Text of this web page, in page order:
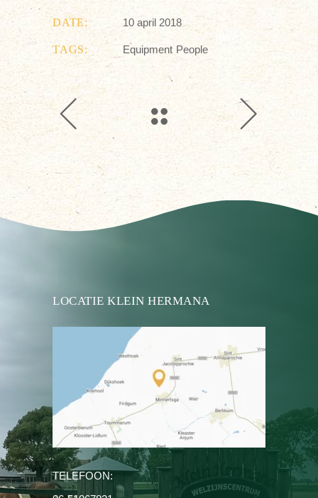
DATE: 10 april 2018
TAGS: Equipment People
LOCATIE KLEIN HERMANA
TELEFOON: